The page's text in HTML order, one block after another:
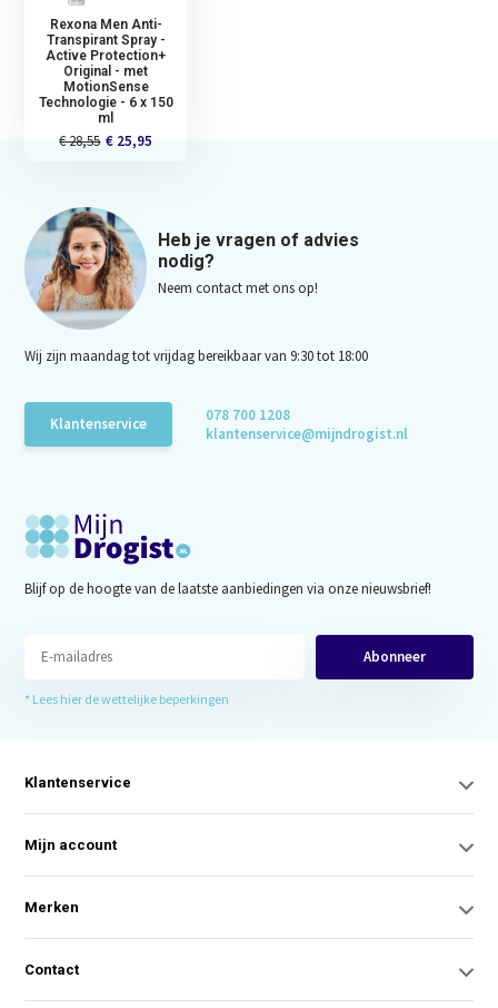
Rexona Men Anti-
Transpirant Spray -
Active Protection+
Original - met
MotionSense
Technologie - 6 x 150
ml
€ 28,55 € 25,95
Heb je vragen of advies
nodig?
Neem contact met ons op!
Wij zijn maandag tot vrijdag bereikbaar van 9:30 tot 18:00
Klantenservice
078 700 1208
klantenservice@mijndrogist.nl
Blijf op de hoogte van de laatste aanbiedingen via onze nieuwsbrief!
Abonneer
* Lees hier de wettelijke beperkingen
Klantenservice
Mijn account
Merken
Contact